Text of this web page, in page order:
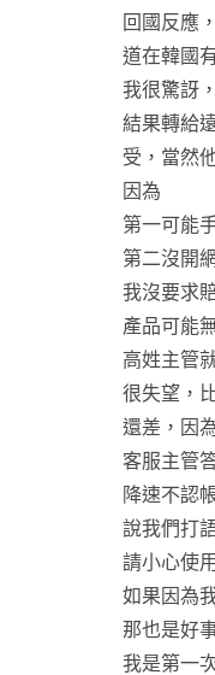
回國反應
道在韓國
我很驚訝
結果轉給
受，當然
因為
第一可能
第二沒開
我沒要求
產品可能
高姓主管
很失望，
還差，因
客服主管
降速不認
說我們打
請小心使
如果因為
那也是好
我是第一